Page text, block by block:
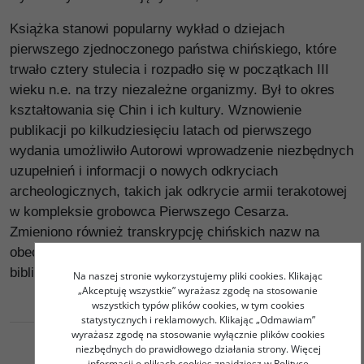
Książka stanowi popularny wykład o dziejach
pierwszego zjednoczonego państwa chińskiego, które
trwało cztery stulecia i rozpadło się w początkach III
wieku n.e. na trzy niezależne organizmy. Był to okres
kształtowania się Chin i ich kultury. Wznowienie
publikacji po kilkudziesięciu latach od pierwszego
wydania umożliwiło Autorowi wprowadzenie niezbędnych
uzupełnień i informacji o nowych odkryciach
archeologicznych, takich jak odkrycie armii terakotowej
w kompleksie grobowca Pierwszego Cesarza.
Zmieniono również transkrypcję chińskich nazw na
obecnie obowiązującą i uaktualniono podstawową
bibliografię.Na naszej stronie wykorzystujemy pliki cookies. Klikając
„Akceptuję wszystkie” wyrażasz zgodę na stosowanie
wszystkich typów plików cookies, w tym cookies
statystycznych i reklamowych. Klikając „Odmawiam”
wyrażasz zgodę na stosowanie wyłącznie plików cookies
niezbędnych do prawidłowego działania strony. Więcej